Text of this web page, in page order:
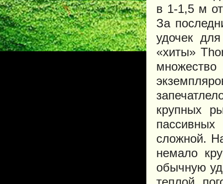
в 1-1,5 м
За
удочек
«хиты»
крупных
сложной.
немало
обычную